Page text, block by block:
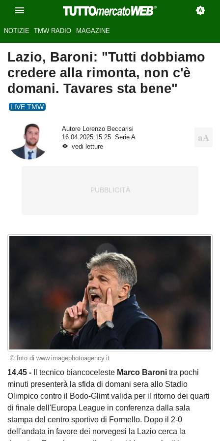
NOTIZIE TMW RADIO MAGAZINE
Lazio, Baroni: "Tutti dobbiamo
credere alla rimonta, non c'è
domani. Tavares sta bene"
LIVE TMW
Autore Lorenzo Beccarisi
16.04.2025 15:25
Serie A
vedi letture
© foto di www.imagephotoagency.it
14.45 - Il tecnico biancoceleste Marco Baroni tra pochi
minuti presenterà la sfida di domani sera allo Stadio
Olimpico contro il Bodo-Glimt valida per il ritorno dei quarti
di finale dell'Europa League in conferenza dalla sala
stampa del centro sportivo di Formello. Dopo il 2-0
dell'andata in favore dei norvegesi la Lazio cerca la